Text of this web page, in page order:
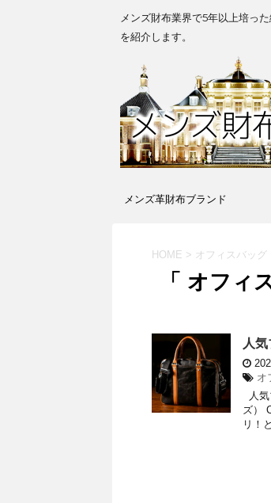
メンズ財布業界で5年以上培っ
を紹介します。
メンズ革財布ブランド
HOME > オフィスバッグ
「 オフィ
人
オ
人
ズ）
リ！